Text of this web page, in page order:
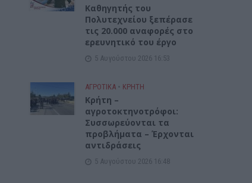
Καθηγητής του
Πολυτεχνείου ξεπέρασε
τις 20.000 αναφορές στο
ερευνητικό του έργο
5 Αυγούστου 2026 16:53
ΑΓΡΟΤΙΚΑ • ΚΡΗΤΗ
Κρήτη –
αγροτοκτηνοτρόφοι:
Συσσωρεύονται τα
προβλήματα – Έρχονται
αντιδράσεις
5 Αυγούστου 2026 16:48